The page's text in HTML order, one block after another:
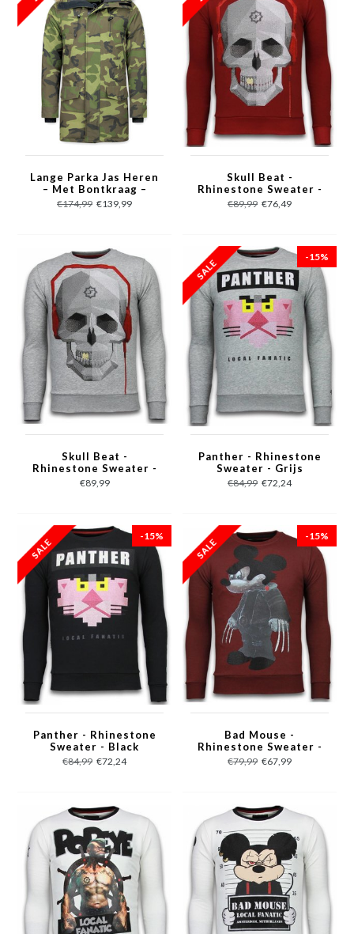
Lange Parka Jas Heren
– Met Bontkraag –
Camouflage
€174,99 €139,99
Skull Beat -
Rhinestone Sweater -
Bordeaux
€89,99 €76,49
Skull Beat -
Rhinestone Sweater -
Grijs
€89,99
-15%
Panther - Rhinestone
Sweater - Grijs
€84,99 €72,24
-15%
Panther - Rhinestone
Sweater - Black
€84,99 €72,24
-15%
Bad Mouse -
Rhinestone Sweater -
Bordeaux
€79,99 €67,99